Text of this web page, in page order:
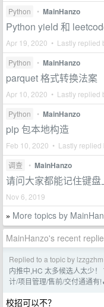
Python • MainHanzo
Python yield 和
Apr 19, 2020 • Lastly replied
Python • MainHanzo
parquet 格式转换法案
Apr 10, 2020 • Lastly replied
Python • MainHanzo
pip 包本地构造
Feb 10, 2020 • Lastly replied
调查 • MainHanzo
请问大家都能记住键盘
Nov 6, 2019
» More topics by
MainHanzo's recent
Replied to a topic by lzzgzhm
内推中,HC 太多候选人太少
计/项目管理/售前/交付通通有
校招可以不？